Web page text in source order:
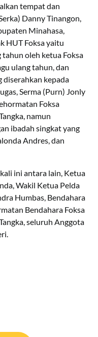
tempat dan
Danny Tinangon,
Minahasa,
HUT Foksa yaitu
tahun oleh ketua Foksa
ulang tahun, dan
diserahkan kepada
Serma (Purn) Jonly
Foksa
namun
ibadah singkat yang
Andres, dan
ini antara lain, Ketua
Wakil Ketua Pelda
Humbas, Bendahara
Bendahara Foksa
seluruh Anggota